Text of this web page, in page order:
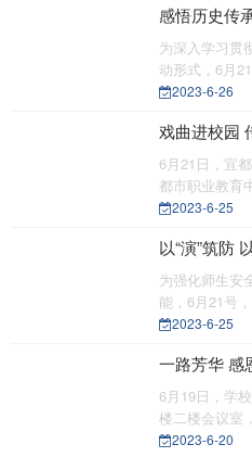
宜都市职业教育中心
意度问卷调查分析
2023年宜昌市中等职业
宜都市职业教育中心
宜都市职业教育中心关于
感悟历史传
支部赴宜都
为深入学习贯
动形式，6月
部组织全体
2023-6-26
戏曲进校园
6月21日，宜
都市职业教育
距离感受和
2023-6-25
以“演”筑防
防应急疏散
为强化师生安
能，6月21号
急避险疏散演
2023-6-25
一路芳华
6月19日，学
楼二楼会议室
四位退休教
2023-6-20